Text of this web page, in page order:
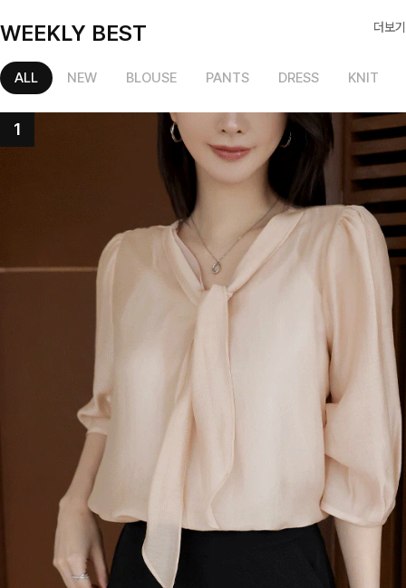
WEEKLY BEST 더보기
ALL NEW BLOUSE PANTS DRESS KNIT